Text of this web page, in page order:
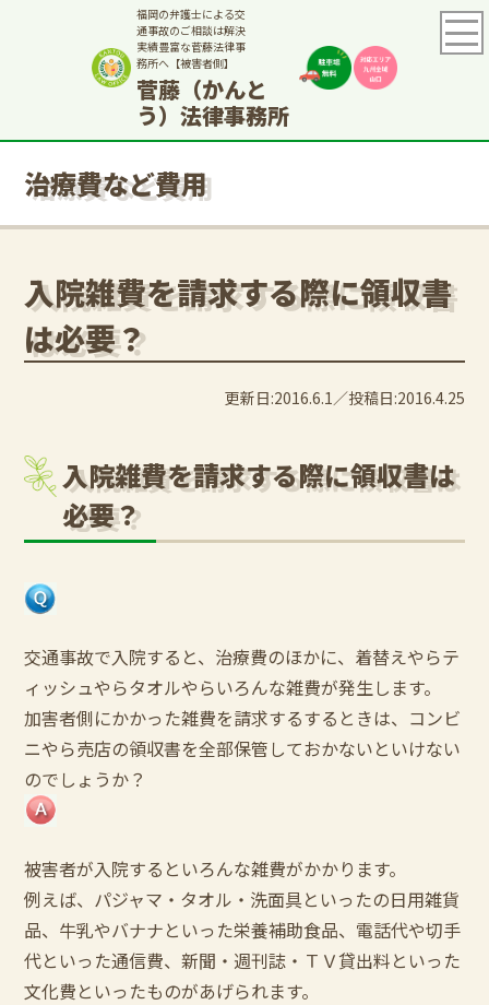
福岡の弁護士による交
通事故のご相談は解決
実績豊富な菅藤法律事
務所へ【被害者側】
菅藤（かんと
う）法律事務所
治療費など費用
入院雑費を請求する際に領収書
は必要？
更新日:2016.6.1 投稿日:2016.4.25
入院雑費を請求する際に領収書は
必要？
交通事故で入院すると、治療費のほかに、着替えやらテ
ィッシュやらタオルやらいろんな雑費が発生します。
加害者側にかかった雑費を請求するするときは、コンビ
ニやら売店の領収書を全部保管しておかないといけない
のでしょうか？
被害者が入院するといろんな雑費がかかります。
例えば、パジャマ・タオル・洗面具といったの日用雑貨
品、牛乳やバナナといった栄養補助食品、電話代や切手
代といった通信費、新聞・週刊誌・ＴＶ貸出料といった
文化費といったものがあげられます。